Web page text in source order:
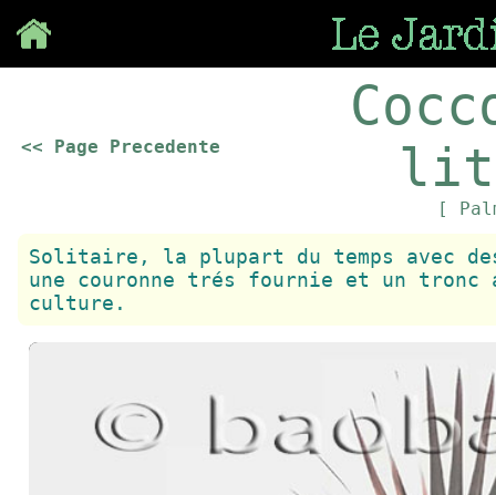
<< Page Precedente
[
Solitaire, la plupart du temps avec
une couronne trés fournie et un tronc
culture.